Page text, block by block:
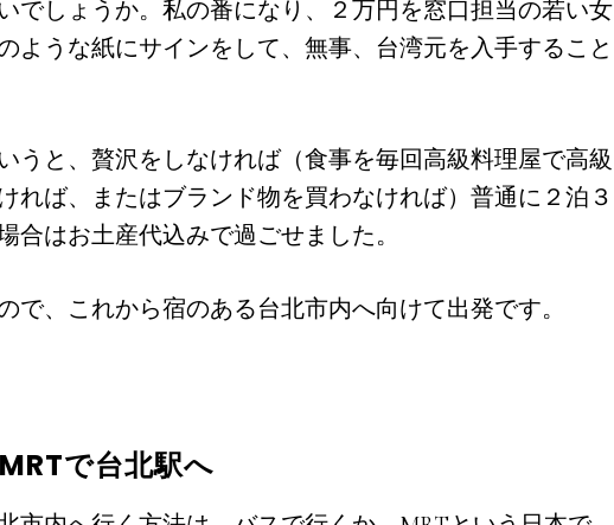
でしょうか。私の番になり、２万円を窓口担当の若い女
ような紙にサインをして、無事、台湾元を入手すること
うと、贅沢をしなければ（食事を毎回高級料理屋で高級
れば、またはブランド物を買わなければ）普通に２泊３
合はお土産代込みで過ごせました。
、これから宿のある台北市内へ向けて出発です。
で台北駅へ